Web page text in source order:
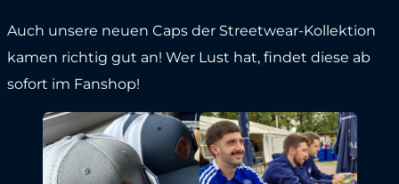
Auch unsere neuen Caps der Streetwear-Kollektion
kamen richtig gut an! Wer Lust hat, findet diese ab
sofort im Fanshop!